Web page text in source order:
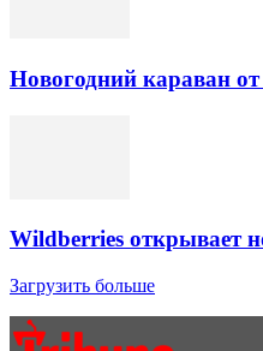
Новогодний караван
Wildberries открывает
Загрузить больше